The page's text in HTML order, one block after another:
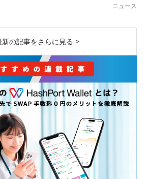
ニュース
新の記事をさらに見る >